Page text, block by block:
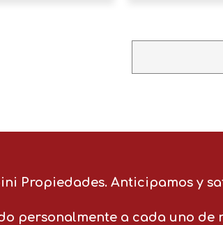
Propiedades. Anticipamos y
personalmente a cada uno